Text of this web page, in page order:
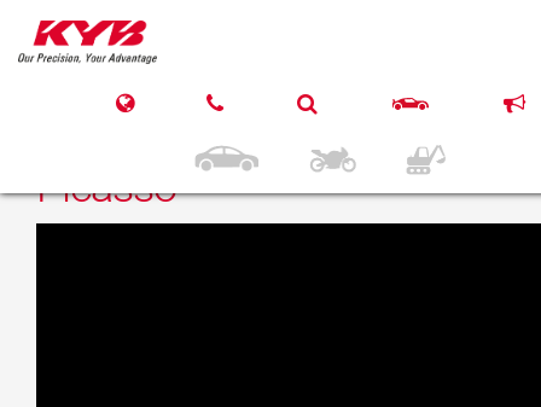
27. März 2017
KYB Front CITROEN C4
Picasso, C4 Grand
Picasso